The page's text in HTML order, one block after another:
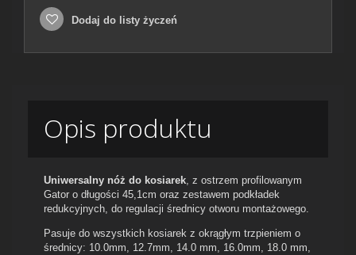
Dodaj do listy życzeń
Opis produktu
Uniwersalny nóż do kosiarek, z ostrzem profilowanym
Gator o długości 45,1cm oraz zestawem podkładek
redukcyjnych, do regulacji średnicy otworu montażowego.
Pasuje do wszystkich kosiarek z okrągłym trzpieniem o
średnicy: 10.0mm, 12.7mm, 14.0 mm, 16.0mm, 18.0 mm,